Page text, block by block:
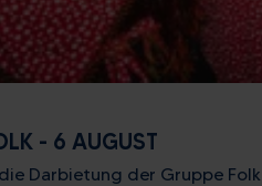
- 6 AUGUST
Darbietung der Gruppe